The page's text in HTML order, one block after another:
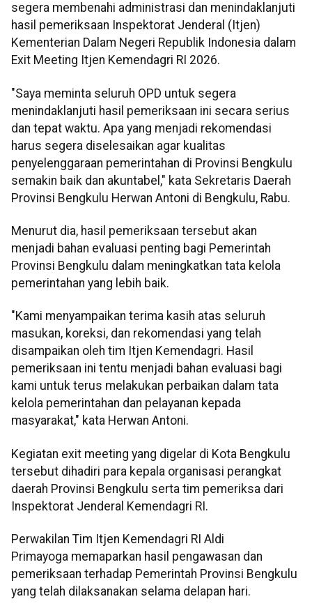
segera membenahi administrasi dan menindaklanjuti
hasil pemeriksaan Inspektorat Jenderal (Itjen)
Kementerian Dalam Negeri Republik Indonesia dalam
Exit Meeting Itjen Kemendagri RI 2026.
"Saya meminta seluruh OPD untuk segera
menindaklanjuti hasil pemeriksaan ini secara serius
dan tepat waktu. Apa yang menjadi rekomendasi
harus segera diselesaikan agar kualitas
penyelenggaraan pemerintahan di Provinsi Bengkulu
semakin baik dan akuntabel," kata Sekretaris Daerah
Provinsi Bengkulu Herwan Antoni di Bengkulu, Rabu.
Menurut dia, hasil pemeriksaan tersebut akan
menjadi bahan evaluasi penting bagi Pemerintah
Provinsi Bengkulu dalam meningkatkan tata kelola
pemerintahan yang lebih baik.
"Kami menyampaikan terima kasih atas seluruh
masukan, koreksi, dan rekomendasi yang telah
disampaikan oleh tim Itjen Kemendagri. Hasil
pemeriksaan ini tentu menjadi bahan evaluasi bagi
kami untuk terus melakukan perbaikan dalam tata
kelola pemerintahan dan pelayanan kepada
masyarakat," kata Herwan Antoni.
Kegiatan exit meeting yang digelar di Kota Bengkulu
tersebut dihadiri para kepala organisasi perangkat
daerah Provinsi Bengkulu serta tim pemeriksa dari
Inspektorat Jenderal Kemendagri RI.
Perwakilan Tim Itjen Kemendagri RI Aldi
Primayoga memaparkan hasil pengawasan dan
pemeriksaan terhadap Pemerintah Provinsi Bengkulu
yang telah dilaksanakan selama delapan hari.